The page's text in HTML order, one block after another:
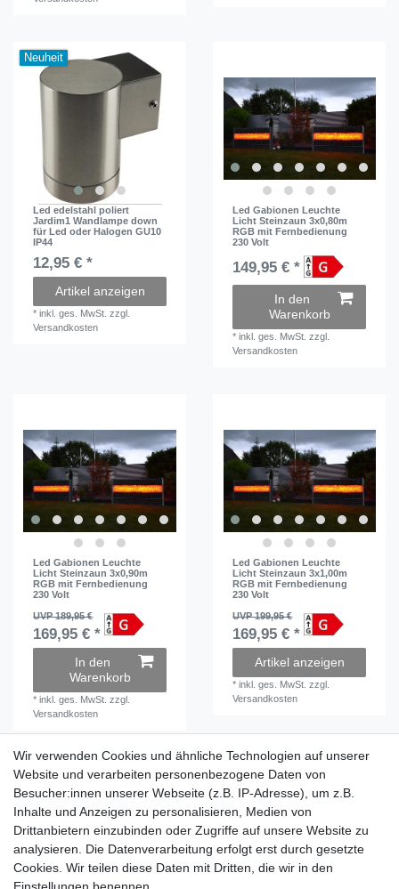
Neuheit
Led edelstahl poliert
Jardim1 Wandlampe down
für Led oder Halogen GU10
IP44
12,95 € *
Artikel anzeigen
*inkl. ges. MwSt. zzgl.
Versandkosten
Led Gabionen Leuchte
Licht Steinzaun 3x0,80m
RGB mit Fernbedienung
230 Volt
149,95 € *
In den
Warenkorb
*inkl. ges. MwSt. zzgl.
Versandkosten
Led Gabionen Leuchte
Licht Steinzaun 3x0,90m
RGB mit Fernbedienung
230 Volt
UVP 189,95 €
169,95 € *
In den
Warenkorb
*inkl. ges. MwSt. zzgl.
Versandkosten
Led Gabionen Leuchte
Licht Steinzaun 3x1,00m
RGB mit Fernbedienung
230 Volt
UVP 199,95 €
169,95 € *
Artikel anzeigen
*inkl. ges. MwSt. zzgl.
Versandkosten
Wir verwenden Cookies und ähnliche Technologien auf unserer
Website und verarbeiten personenbezogene Daten von
Besucher:innen unserer Webseite (z.B. IP-Adresse), um z.B.
Inhalte und Anzeigen zu personalisieren, Medien von
Drittanbietern einzubinden oder Zugriffe auf unsere Website zu
analysieren. Die Datenverarbeitung erfolgt erst durch gesetzte
Cookies. Wir teilen diese Daten mit Dritten, die wir in den
Impressum Daten­schutz­erklärung AGB
Barrierefreiheitserklärung
Wir verwenden Cookies und ähnliche Technologien auf unserer
Website und verarbeiten personenbezogene Daten von
Besucher:innen unserer Webseite (z.B. IP-Adresse), um z.B.
Inhalte und Anzeigen zu personalisieren, Medien von
Drittanbietern einzubinden oder Zugriffe auf unsere Website zu
analysieren. Die Datenverarbeitung erfolgt erst durch gesetzte
Cookies. Wir teilen diese Daten mit Dritten, die wir in den